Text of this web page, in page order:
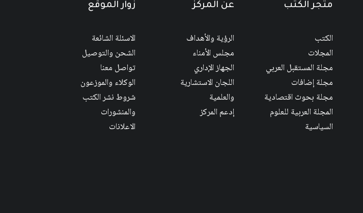
متجر الكتب
الكتب
المجلات
مجلة المستقبل العربي
مجلة إضافات
مجلة بحوث اقتصادية
المجلة العربية للعلوم
السياسية
عن المركز
الرؤية والأهداف
مجلس الأمناء
الجهاز الإداري
اللجان الاستشارية
والعلمية
إدعم المركز
زوار الموقع
الاسئلة الشائعة
الشحن والتوصيل
تواصل معنا
الوكلاء والموزعون
شروط نشر الكتب
والمنشورات
الاعلانات